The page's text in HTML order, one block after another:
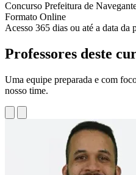
Concurso Prefeitura de
Formato Online
Acesso 365 dias ou até a data da
Professores deste
Uma equipe preparada e com
nosso time.